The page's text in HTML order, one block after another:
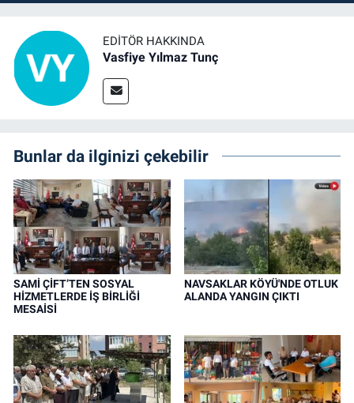
EDITÖR HAKKINDA
Vasfiye Yılmaz Tunç
Bunlar da ilginizi çekebilir
SAMİ ÇİFT’TEN SOSYAL
HİZMETLERDE İŞ BİRLİĞİ
MESAİSİ
NAVSAKLAR KÖYÜ'NDE OTLUK
ALANDA YANGIN ÇIKTI